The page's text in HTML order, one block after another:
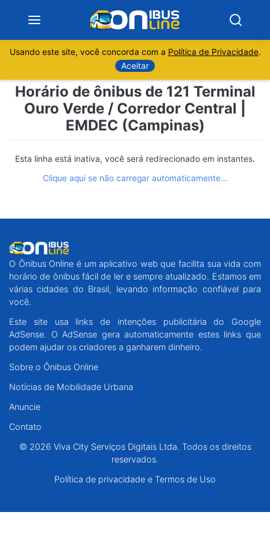
Sobre
Minas Gerais
São Paulo
Espírito Santo
Paraná
Santa Catarina
Centro-Oeste
Norte
Usando este site, você concorda com a Política de Privacidade.
Aceitar
Horário de ônibus de 121 Terminal
Ouro Verde / Corredor Central |
EMDEC (Campinas)
Esta linha está inativa, você será redirecionado em instantes.
Clique aqui se não carregar automaticamente…
O Ônibus Online é um aplicativo web que facilita sua vida com
horário de ônibus fácil de ler e sempre atualizado. Estamos em
várias cidades do Brasil, levando informação confiável para
você.
Este site usa links de intenções publicitária do Google
AdSense. O AdSense gera automaticamente estes links que
podem ajudar os criadores a ganharem dinheiro.
Sobre o Ônibus Online
Notícias de Mobilidade Urbana
Anuncie
Contato
© 2026 Viva City Serviços Digitais Ltda. Todos os direitos
reservados.
Política de privacidade e Termos de Uso